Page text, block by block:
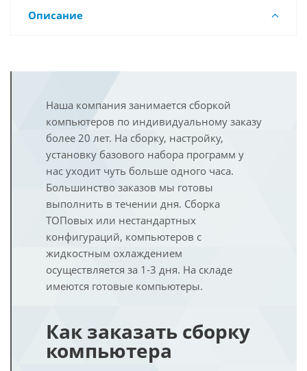
Описание
Наша компания занимается сборкой
компьютеров по индивидуальному заказу
более 20 лет. На сборку, настройку,
установку базового набора программ у
нас уходит чуть больше одного часа.
Большинство заказов мы готовы
выполнить в течении дня. Сборка
ТОПовых или нестандартных
конфигураций, компьютеров с
жидкостным охлаждением
осуществляется за 1-3 дня. На складе
имеются готовые компьютеры.
Как заказать сборку
компьютера